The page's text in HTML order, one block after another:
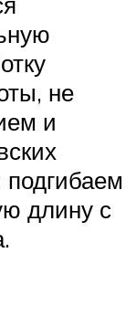
не
и
длину с